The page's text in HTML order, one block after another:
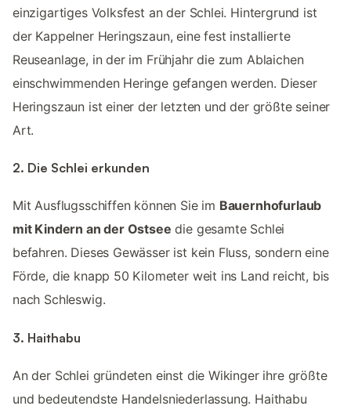
einzigartiges Volksfest an der Schlei. Hintergrund ist
der Kappelner Heringszaun, eine fest installierte
Reuseanlage, in der im Frühjahr die zum Ablaichen
einschwimmenden Heringe gefangen werden. Dieser
Heringszaun ist einer der letzten und der größte seiner
Art.
2. Die Schlei erkunden
Mit Ausflugsschiffen können Sie im Bauernhofurlaub
mit Kindern an der Ostsee die gesamte Schlei
befahren. Dieses Gewässer ist kein Fluss, sondern eine
Förde, die knapp 50 Kilometer weit ins Land reicht, bis
nach Schleswig.
3. Haithabu
An der Schlei gründeten einst die Wikinger ihre größte
und bedeutendste Handelsniederlassung. Haithabu